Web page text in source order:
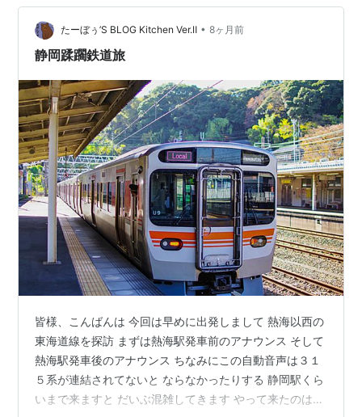
たーぼぅ’S BLOG Kitchen Ver.Ⅱ • 8ヶ月前
静岡蹂躙鉄道旅
皆様、こんばんは 今回は早めに出発しまして 熱海以西の
東海道線を探訪 まずは熱海駅発車前のアナウンス そして
熱海駅発車後のアナウンス ちなみにこの自動音声は３１
５系が連結されてないと ならなかったりする 静岡駅くら
いまで来ますと だいぶ混雑してきます やって来たのは